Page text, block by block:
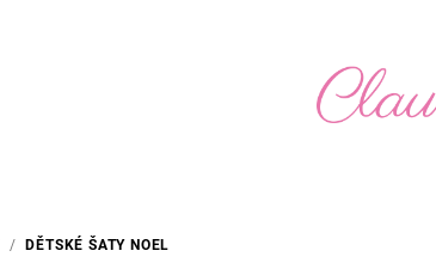
/ DĚTSKÉ ŠATY NOEL